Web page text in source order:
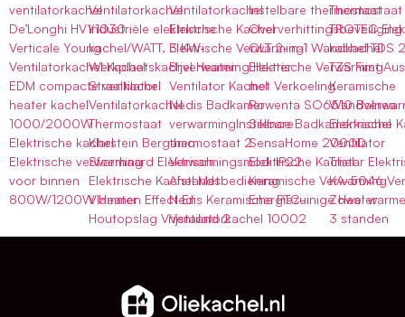
ventilatorkachel
De’Longhi HVY1030
Verticale Young
Ventilatorkachel Kachel
EDM compacte ventilator
heater kachel
1000/2000W
Elektrische kachel
Elektrische verwarming
voor binnen
800W/1200W Heater
Ventilatorkachel
Industriële elektrische
kachel/WATT, 3 KW-
Werkplaatskachel Heater
Straalkachel
Ventilatorkachel
Thermostaat
Klarstein Bergamo
Sfeerhaard Elektrisch
Elektrische Kachel Met
Vlammen Effect En
Houtopslag Vrijstaand 2
Ventilatorkachel
Elektrische Kachel
Elektrische Verwarming
Bijverwarming Heater
Ventilator Kachel
Nedis Badkamer
verwarmingInstelbare
thermostaat 2
Verwarmingsmodi IP22
Afstandsbediening
Nedis Keramische PTC-
Ventilatorkachel 10002
Instelbare thermostaat
Oververhittingsbeveiliging
QLT 2-in-1 Wandkachel
Elektrische Verwarming
met Verkoeling
Rowenta SO6510 Balnea
Silence Badkamerkachel
SensaHome 2000D
Elektrische Kachel
Keramische Verwarming
Energiezuinige Heater
Thermostaat
TROTEC
kachel TDS
TZS First
Keramische
Elektrische
Ventilator
Tristar
KA-5046
Zowel
3 standen